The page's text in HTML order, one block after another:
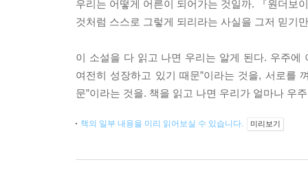
우리는 어떻게 어른이 되어가는 것일까. 『원더보
것처럼 스스로 그렇게 되리라는 사실을 그저 믿기
이 소설을 다 읽고 나면 우리는 알게 된다. 우주에
여전히 성장하고 있기 때문”이라는 것을, 서로를
문”이라는 것을. 책을 읽고 나면 우리가 얼마나 우
책의 일부 내용을 미리 읽어보실 수 있습니다. 미리보기